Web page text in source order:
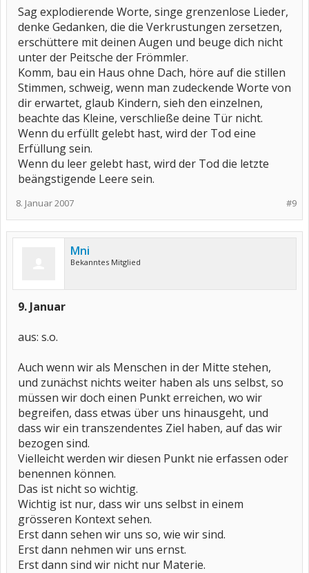
Sag explodierende Worte, singe grenzenlose Lieder,
denke Gedanken, die die Verkrustungen zersetzen,
erschüttere mit deinen Augen und beuge dich nicht
unter der Peitsche der Frömmler.
Komm, bau ein Haus ohne Dach, höre auf die stillen
Stimmen, schweig, wenn man zudeckende Worte von
dir erwartet, glaub Kindern, sieh den einzelnen,
beachte das Kleine, verschließe deine Tür nicht.
Wenn du erfüllt gelebt hast, wird der Tod eine
Erfüllung sein.
Wenn du leer gelebt hast, wird der Tod die letzte
beängstigende Leere sein.
#9
8. Januar 2007
Mni
Bekanntes Mitglied
9. Januar
aus: s.o.
Auch wenn wir als Menschen in der Mitte stehen,
und zunächst nichts weiter haben als uns selbst, so
müssen wir doch einen Punkt erreichen, wo wir
begreifen, dass etwas über uns hinausgeht, und
dass wir ein transzendentes Ziel haben, auf das wir
bezogen sind.
Vielleicht werden wir diesen Punkt nie erfassen oder
benennen können.
Das ist nicht so wichtig.
Wichtig ist nur, dass wir uns selbst in einem
grösseren Kontext sehen.
Erst dann sehen wir uns so, wie wir sind.
Erst dann nehmen wir uns ernst.
Erst dann sind wir nicht nur Materie.